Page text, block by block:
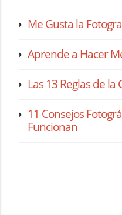
Me Gusta la
Aprende a Hacer
Las 13 Reglas de la
11 Consejos
Funcionan